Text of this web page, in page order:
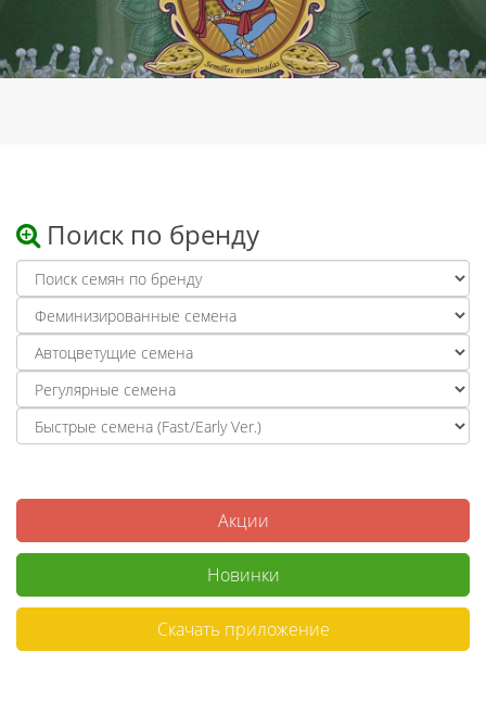
Поиск по бренду
Акции
Новинки
Скачать приложение